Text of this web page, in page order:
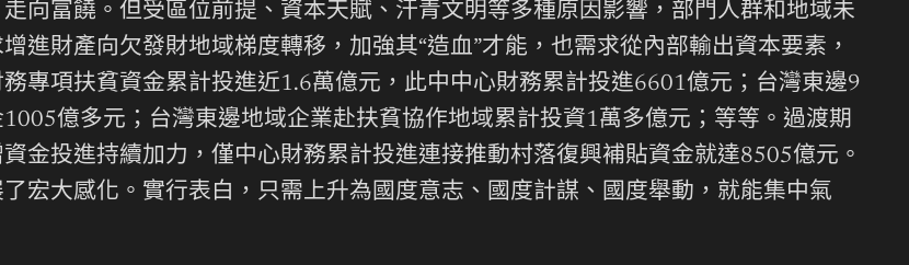
向富饒。但受區位前提、資本天賦、汗青文明等多種原因影響，部門人群和地域未
進財產向欠發財地域梯度轉移，加強其“造血”才能，也需求從內部輸出資本要素，
專項扶貧資金累計投進近1.6萬億元，此中中心財務累計投進6601億元；台灣東邊9
億多元；台灣東邊地域企業赴扶貧協作地域累計投資1萬多億元；等等。過渡期
金投進持續加力，僅中心財務累計投進連接推動村落復興補貼資金就達8505億元。
宏大感化。實行表白，只需上升為國度意志、國度計謀、國度舉動，就能集中氣